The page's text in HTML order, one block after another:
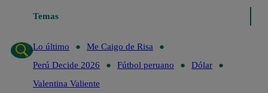
Temas
Lo último
Me Caigo de Risa
Perú Decide 2026
Fútbol peruano
Dólar
Valentina Valiente